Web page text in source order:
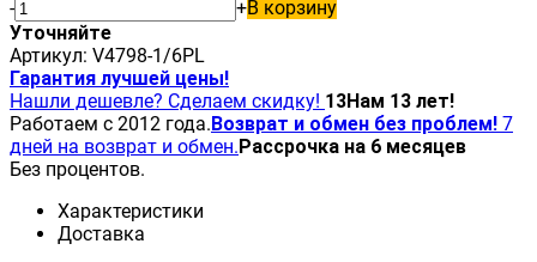
-
+В корзину
Уточняйте
Артикул: V4798-1/6PL
Гарантия лучшей цены!
Нашли дешевле? Сделаем скидку! 13Нам 13 лет!
Работаем с 2012 года.Возврат и обмен без проблем! 7
дней на возврат и обмен.Рассрочка на 6 месяцев
Без процентов.
Характеристики
Доставка